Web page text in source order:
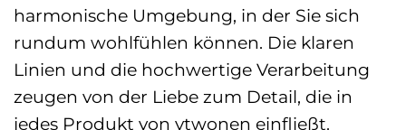
harmonische Umgebung, in der Sie sich
rundum wohlfühlen können. Die klaren
Linien und die hochwertige Verarbeitung
zeugen von der Liebe zum Detail, die in
jedes Produkt von vtwonen einfließt.